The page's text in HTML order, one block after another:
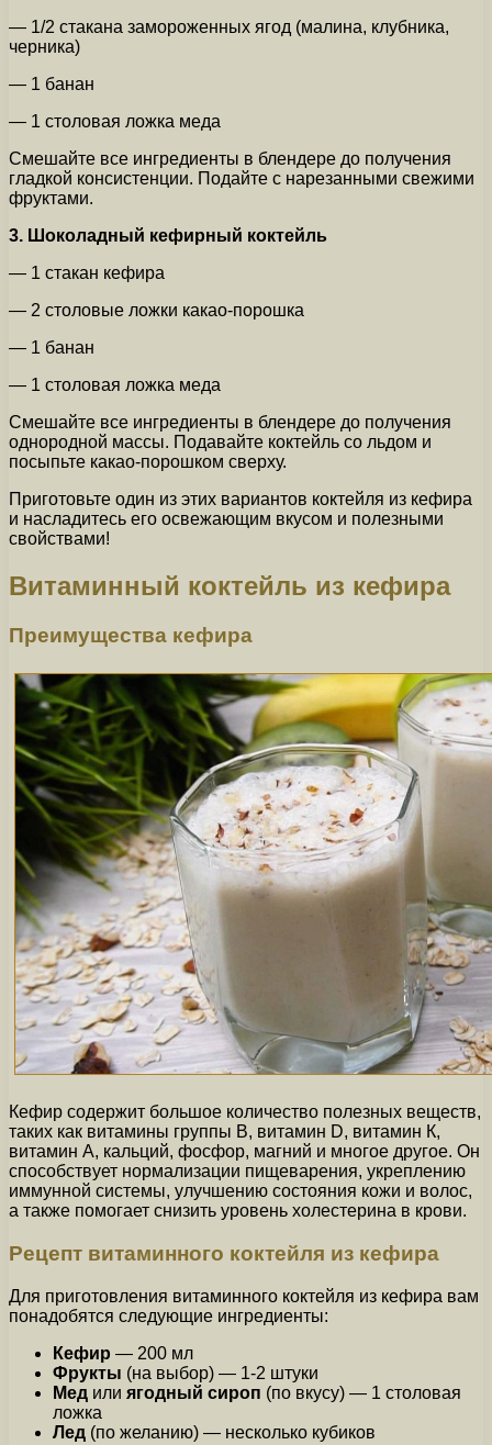
— 1/2 стакана замороженных ягод (малина, клубника,
черника)
— 1 банан
— 1 столовая ложка меда
Смешайте все ингредиенты в блендере до получения
гладкой консистенции. Подайте с нарезанными свежими
фруктами.
3. Шоколадный кефирный коктейль
— 1 стакан кефира
— 2 столовые ложки какао-порошка
— 1 банан
— 1 столовая ложка меда
Смешайте все ингредиенты в блендере до получения
однородной массы. Подавайте коктейль со льдом и
посыпьте какао-порошком сверху.
Приготовьте один из этих вариантов коктейля из кефира
и насладитесь его освежающим вкусом и полезными
свойствами!
Витаминный коктейль из кефира
Преимущества кефира
Кефир содержит большое количество полезных веществ,
таких как витамины группы В, витамин D, витамин К,
витамин А, кальций, фосфор, магний и многое другое. Он
способствует нормализации пищеварения, укреплению
иммунной системы, улучшению состояния кожи и волос,
а также помогает снизить уровень холестерина в крови.
Рецепт витаминного коктейля из кефира
Для приготовления витаминного коктейля из кефира вам
понадобятся следующие ингредиенты:
Кефир — 200 мл
Фрукты (на выбор) — 1-2 штуки
Мед или ягодный сироп (по вкусу) — 1 столовая
ложка
Лед (по желанию) — несколько кубиков